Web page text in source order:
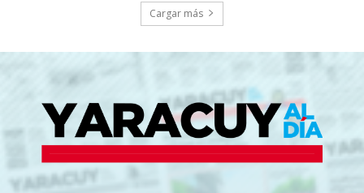
Cargar más